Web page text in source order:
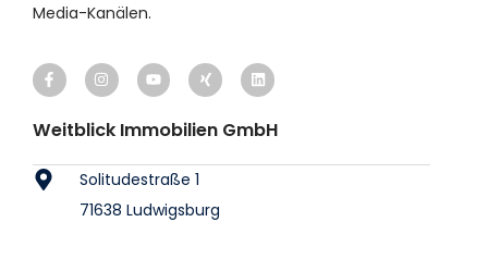
Media-Kanälen.
Weitblick Immobilien GmbH
Solitudestraße 1
71638 Ludwigsburg